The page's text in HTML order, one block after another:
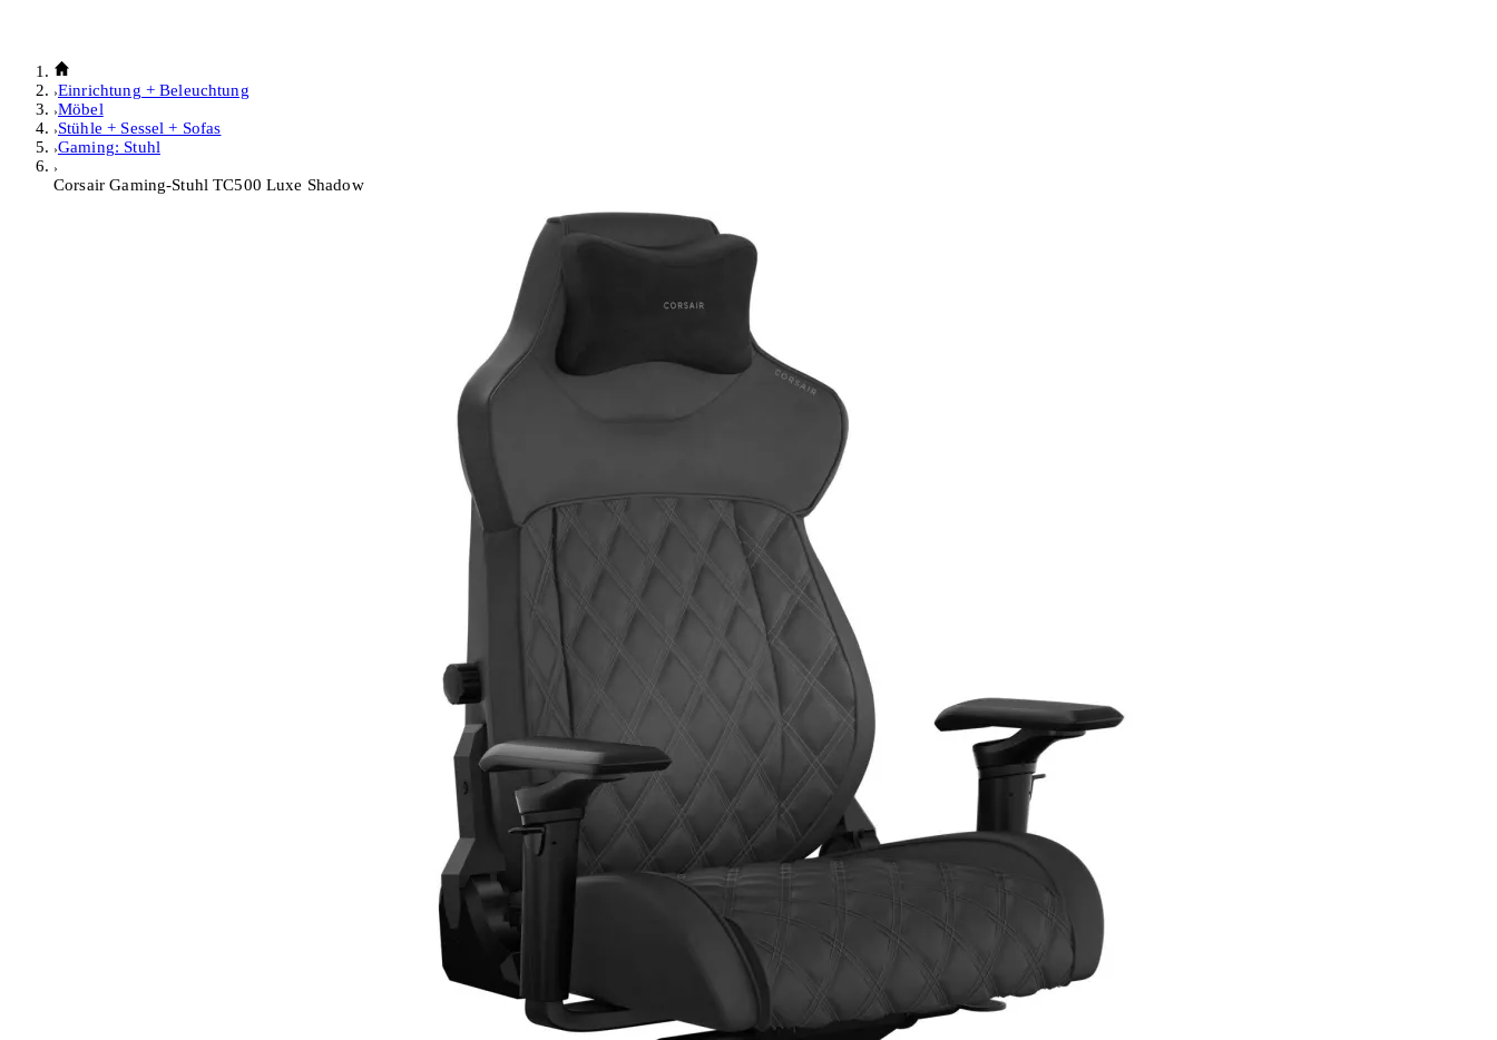
Einrichtung + Beleuchtung
Möbel
Stühle + Sessel + Sofas
Gaming: Stuhl
Corsair Gaming-Stuhl TC500 Luxe Shadow
Gaming: Stuhl
Corsair
Ergonomischer Racing-Gaming-Stuhl mit einer Belastbarkeit von
bis zu 120 kg
Produkt bewerten
Lenkradhalterung:
Höhenverstellbar:
Detailfarbe:Grau
Material:Stahl
Belastbarkeit:
Hersteller:
Corsair
Hersteller-Artikel-Nr.:
Unsere-Artikel-Nr.:
EAN:
840006678427